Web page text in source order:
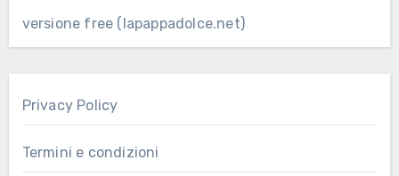
versione free (lapappadolce.net)
Privacy Policy
Termini e condizioni